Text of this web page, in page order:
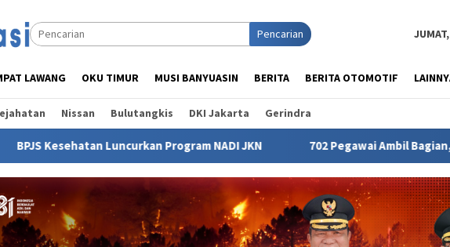
Pencarian
LAWANG OKU TIMUR MUSI BANYUASIN BERITA BERITA OTOMOTIF
Nissan Bulutangkis DKI Jakarta Gerindra
Program NADI JKN 702 Pegawai Ambil Bagian, Clean Energy Day